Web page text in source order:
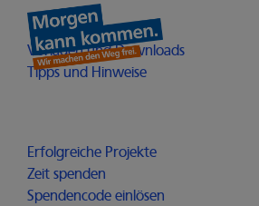
Heimathelden
Vorlagen und DownloadsÖffnet in
Tipps und HinweiseÖffnet in einem
Erfolgreiche Projekte
Zeit spenden
Spendencode einlösen